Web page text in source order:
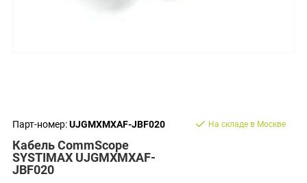
Парт-номер:UJGMXMXAF-JBF020
Кабель CommScope
SYSTIMAX UJGMXMXAF-
JBF020
На складе в Москве